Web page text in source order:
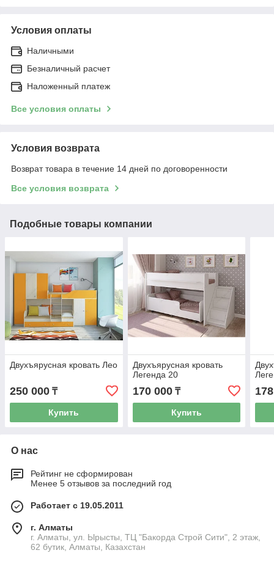
Условия оплаты
Наличными
Безналичный расчет
Наложенный платеж
Все условия оплаты
Условия возврата
Возврат товара в течение 14 дней по договоренности
Все условия возврата
Подобные товары компании
Двухъярусная кровать Лео
250 000 ₸
Купить
Двухъярусная кровать
Легенда 20
170 000₸
Купить
О нас
Рейтинг не сформирован
Менее 5 отзывов за последний год
Работает с 19.05.2011
г. Алматы
г. Алматы, ул. Ырысты, ТЦ "Бакорда Строй Сити", 2 этаж,
62 бутик, Алматы, Казахстан